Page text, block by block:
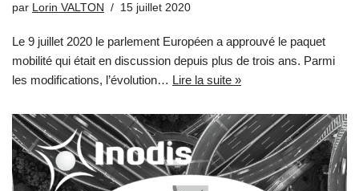
par Lorin VALTON 15 juillet 2020
Le 9 juillet 2020 le parlement Européen a approuvé le paquet
mobilité qui était en discussion depuis plus de trois ans. Parmi
les modifications, l’évolution… Lire la suite »